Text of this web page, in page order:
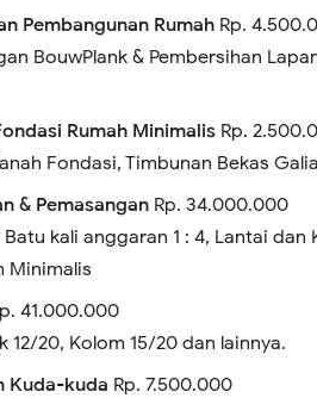
Pembangunan Rumah Rp.
BouwPlank & Pembersihan
Rumah Minimalis Rp.
Fondasi, Timbunan Bekas
& Pemasangan Rp. 34.000.000
kali anggaran 1 : 4, Lantai dan
Minimalis
41.000.000
12/20, Kolom 15/20 dan lainnya.
Kuda-kuda Rp. 7.500.000